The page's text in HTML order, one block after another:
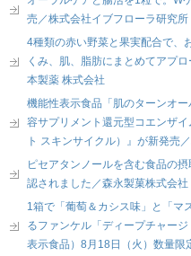
売／株式会社イブフローラ研究所
4種類の赤い野菜と果実配合で、
くみ、肌、脂肪にまとめてアプ
本製薬 株式会社
機能性表示食品「肌のターンオ
容サプリメント還元型コエンザ
ト スキンサイクル）』が新発売
ピセアタンノールを含む食品の
認されました／森永製菓株式会社
1箱で「葡萄＆カシス味」と「マ
るファンケル「ディープチャー
表示食品）8月18日（火）数量限